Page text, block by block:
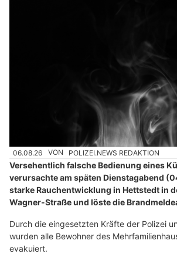
06.08.26 VON POLIZEI.NEWS REDAKTION
Versehentlich falsche Bedienung eines
verursachte am späten Dienstagabend
starke Rauchentwicklung in Hettstedt in
Wagner-Straße und löste die
Durch die eingesetzten Kräfte der Polizei
wurden alle Bewohner des
evakuiert.